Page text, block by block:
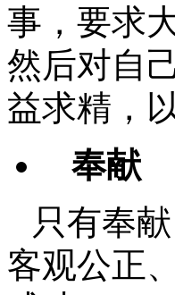
事，要求
然后对自
益求精，
奉献
只有奉
客观公正